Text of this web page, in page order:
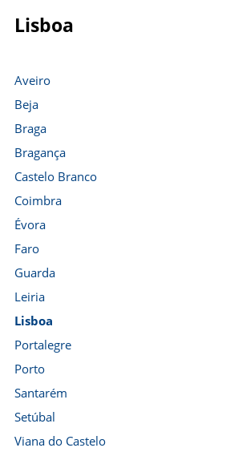
Lisboa
Aveiro
Beja
Braga
Bragança
Castelo Branco
Coimbra
Évora
Faro
Guarda
Leiria
Lisboa
Portalegre
Porto
Santarém
Setúbal
Viana do Castelo